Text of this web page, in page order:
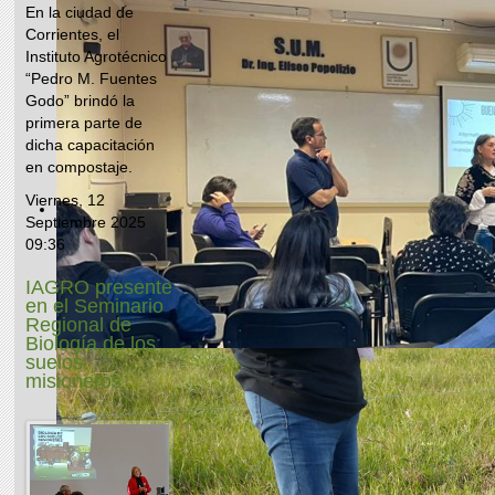
En la ciudad de
Corrientes, el
Instituto Agrotécnico
“Pedro M. Fuentes
Godo” brindó la
primera parte de
dicha capacitación
en compostaje.
Viernes, 12
Septiembre 2025
09:36
IAGRO presente
en el Seminario
Regional de
Biología de los
suelos
misioneros